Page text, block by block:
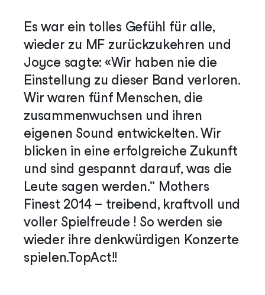
Es war ein tolles Gefühl für alle,
wieder zu MF zurückzukehren und
Joyce sagte: «Wir haben nie die
Einstellung zu dieser Band verloren.
Wir waren fünf Menschen, die
zusammenwuchsen und ihren
eigenen Sound entwickelten. Wir
blicken in eine erfolgreiche Zukunft
und sind gespannt darauf, was die
Leute sagen werden.“ Mothers
Finest 2014 – treibend, kraftvoll und
voller Spielfreude ! So werden sie
wieder ihre denkwürdigen Konzerte
spielen.TopAct!!